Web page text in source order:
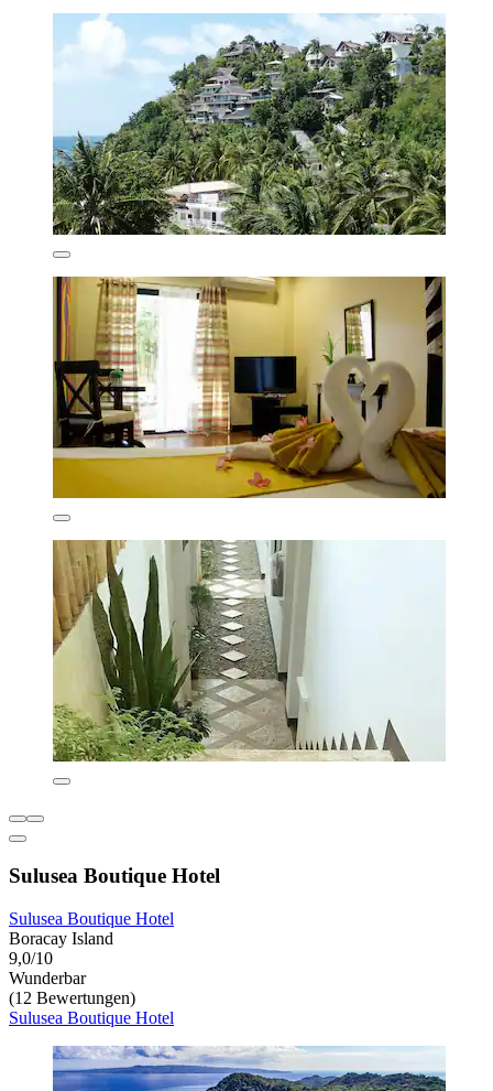
Sulusea Boutique Hotel
Sulusea Boutique Hotel
Boracay Island
9,0/10
Wunderbar
(12 Bewertungen)
Sulusea Boutique Hotel